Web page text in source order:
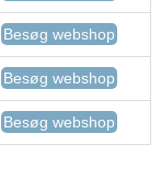
Besøg webshop
Besøg webshop
Besøg webshop